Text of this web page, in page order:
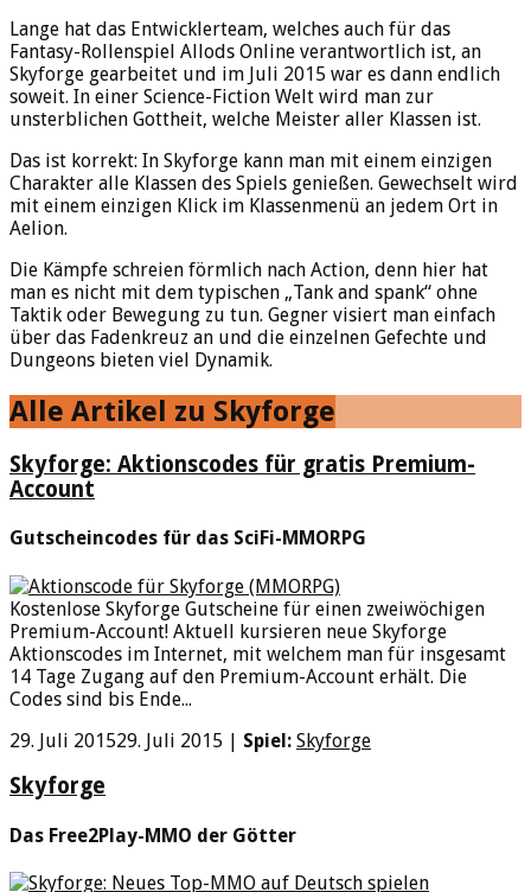
Lange hat das Entwicklerteam, welches auch für das
Fantasy-Rollenspiel Allods Online verantwortlich ist, an
Skyforge gearbeitet und im Juli 2015 war es dann endlich
soweit. In einer Science-Fiction Welt wird man zur
unsterblichen Gottheit, welche Meister aller Klassen ist.
Das ist korrekt: In Skyforge kann man mit einem einzigen
Charakter alle Klassen des Spiels genießen. Gewechselt wird
mit einem einzigen Klick im Klassenmenü an jedem Ort in
Aelion.
Die Kämpfe schreien förmlich nach Action, denn hier hat
man es nicht mit dem typischen „Tank and spank“ ohne
Taktik oder Bewegung zu tun. Gegner visiert man einfach
über das Fadenkreuz an und die einzelnen Gefechte und
Dungeons bieten viel Dynamik.
Alle Artikel zu Skyforge
Skyforge: Aktionscodes für gratis Premium-
Account
Gutscheincodes für das SciFi-MMORPG
Kostenlose Skyforge Gutscheine für einen zweiwöchigen
Premium-Account! Aktuell kursieren neue Skyforge
Aktionscodes im Internet, mit welchem man für insgesamt
14 Tage Zugang auf den Premium-Account erhält. Die
Codes sind bis Ende...
29. Juli 201529. Juli 2015 | Spiel: Skyforge
Skyforge
Das Free2Play-MMO der Götter